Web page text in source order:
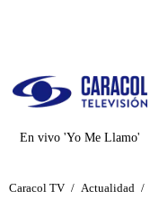
En vivo 'Yo Me Llamo'
Caracol TV / Actualidad /